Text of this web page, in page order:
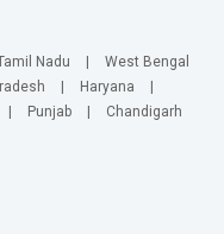
Nadu
West Bengal
Haryana
Punjab Chandigarh